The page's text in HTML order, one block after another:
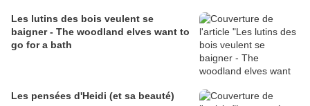
Les lutins des bois veulent se
baigner - The woodland elves want to
go for a bath
Les pensées d'Heidi (et sa beauté)